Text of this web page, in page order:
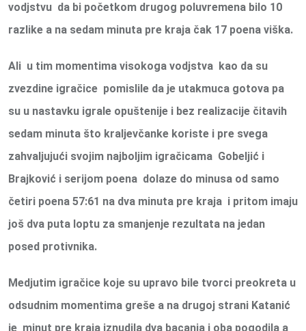
vodjstvu da bi početkom drugog poluvremena bilo 10
razlike a na sedam minuta pre kraja čak 17 poena viška.
Ali u tim momentima visokoga vodjstva kao da su
zvezdine igračice pomislile da je utakmuca gotova pa
su u nastavku igrale opuštenije i bez realizacije čitavih
sedam minuta što kraljevčanke koriste i pre svega
zahvaljujući svojim najboljim igračicama Gobeljić i
Brajković i serijom poena dolaze do minusa od samo
četiri poena 57:61 na dva minuta pre kraja i pritom imaju
još dva puta loptu za smanjenje rezultata na jedan
posed protivnika.
Medjutim igračice koje su upravo bile tvorci preokreta u
odsudnim momentima greše a na drugoj strani Katanić
je minut pre kraja iznudila dva bacanja i oba pogodila a